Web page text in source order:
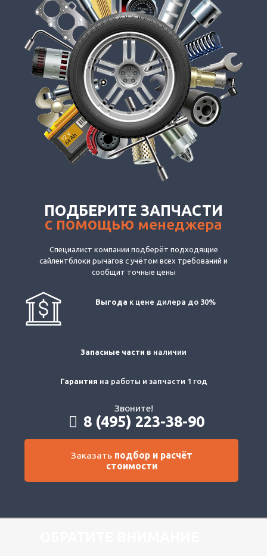
ПОДБЕРИТЕ ЗАПЧАСТИ
с помощью менеджера
Специалист компании подберёт подходящие
сайлентблоки рычагов с учётом всех требований и
сообщит точные цены
Выгода к цене дилера до 30%
Запасные части в наличии
Гарантия на работы и запчасти 1 год
Звоните!
8 (495) 223-38-90
Заказать подбор и расчёт
стоимости